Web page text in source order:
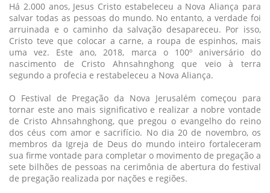
Há 2.000 anos, Jesus Cristo estabeleceu a Nova Aliança para
salvar todas as pessoas do mundo. No entanto, a verdade foi
arruinada e o caminho da salvação desapareceu. Por isso,
Cristo teve que colocar a carne, a roupa de espinhos, mais
uma vez. Este ano, 2018, marca o 100º aniversário do
nascimento de Cristo Ahnsahnghong que veio à terra
segundo a profecia e restabeleceu a Nova Aliança.
O Festival de Pregação da Nova Jerusalém começou para
tornar este ano mais significativo e realizar a nobre vontade
de Cristo Ahnsahnghong, que pregou o evangelho do reino
dos céus com amor e sacrifício. No dia 20 de novembro, os
membros da Igreja de Deus do mundo inteiro fortaleceram
sua firme vontade para completar o movimento de pregação a
sete bilhões de pessoas na cerimônia de abertura do festival
de pregação realizada por nações e regiões.